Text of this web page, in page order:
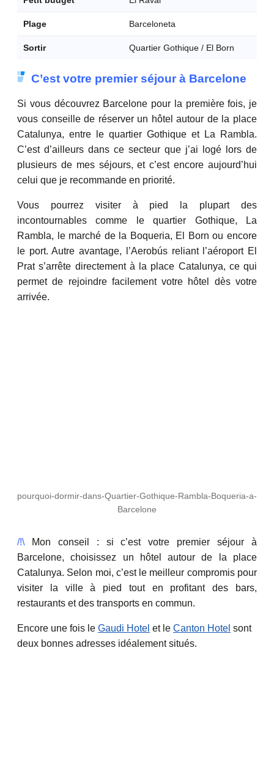
Plage Barceloneta
Sortir Quartier Gothique / El Born
C’est votre premier séjour à Barcelone
Si vous découvrez Barcelone pour la première fois, je
vous conseille de réserver un hôtel autour de la place
Catalunya, entre le quartier Gothique et La Rambla.
C’est d’ailleurs dans ce secteur que j’ai logé lors de
plusieurs de mes séjours, et c’est encore aujourd’hui
celui que je recommande en priorité.
Vous pourrez visiter à pied la plupart des
incontournables comme le quartier Gothique, La
Rambla, le marché de la Boqueria, El Born ou encore
le port. Autre avantage, l’Aerobús reliant l’aéroport El
Prat s’arrête directement à la place Catalunya, ce qui
permet de rejoindre facilement votre hôtel dès votre
arrivée.
pourquoi-dormir-dans-Quartier-Gothique-Rambla-Boqueria-a-
Barcelone
/!\Mon conseil : si c’est votre premier séjour à
Barcelone, choisissez un hôtel autour de la place
Catalunya. Selon moi, c’est le meilleur compromis pour
visiter la ville à pied tout en profitant des bars,
restaurants et des transports en commun.
Encore une fois le Gaudi Hotel et le Canton Hotel sont
deux bonnes adresses idéalement situés.